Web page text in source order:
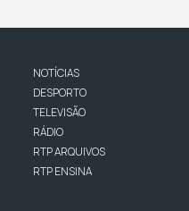
NOTÍCIAS
DESPORTO
TELEVISÃO
RÁDIO
RTP ARQUIVOS
RTP ENSINA